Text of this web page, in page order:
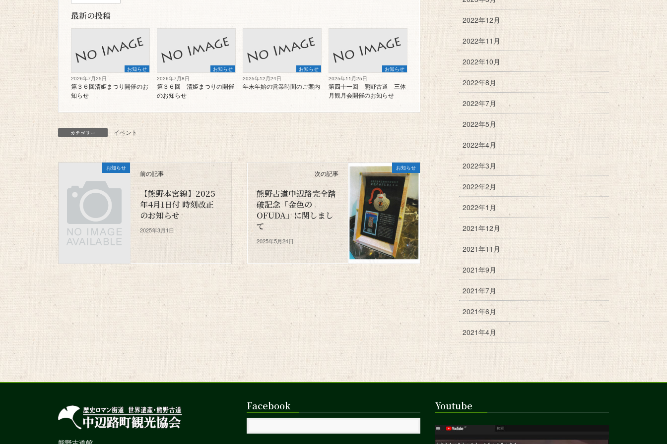
最新の投稿
お知らせ
2026年7月25日
第３６回清姫まつり開催のお
知らせ
お知らせ
2026年7月8日
第３６回 清姫まつりの開催
のお知らせ
お知らせ
2025年12月24日
年末年始の営業時間のご案内
お知らせ
2025年11月25日
第四十一回 熊野古道 三体
月観月会開催のお知らせ
カテゴリー イベント
お知らせ
前の記事
【熊野本宮線】2025
年4月1日付 時刻改正
のお知らせ
2025年3月1日
お知らせ
次の記事
熊野古道中辺路完全踏
破記念「金色の
OFUDA」に関しまし
て
2025年5月24日
2022年12月
2022年11月
2022年10月
2022年8月
2022年7月
2022年5月
2022年4月
2022年3月
2022年2月
2022年1月
2021年12月
2021年11月
2021年9月
2021年7月
2021年6月
2021年4月
Facebook Youtube